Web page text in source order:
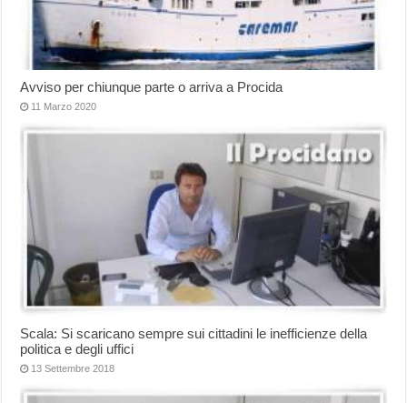
Avviso per chiunque parte o arriva a Procida
11 Marzo 2020
Scala: Si scaricano sempre sui cittadini le inefficienze della
politica e degli uffici
13 Settembre 2018